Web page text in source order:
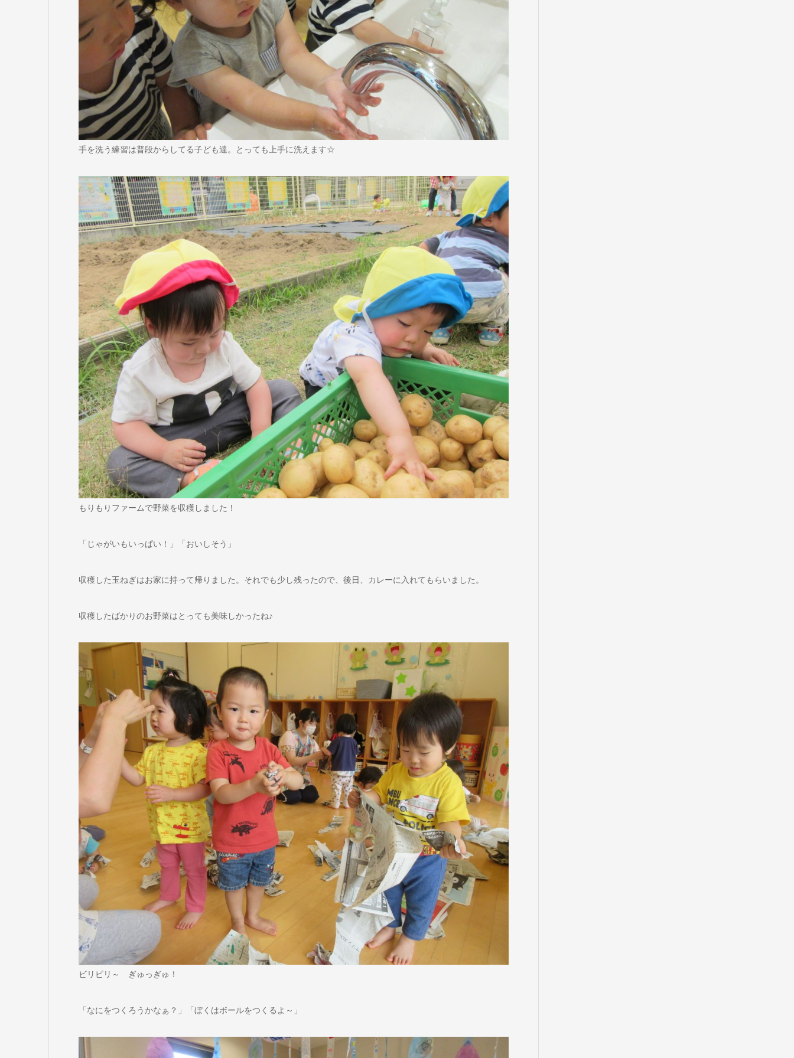
手を洗う練習は普段からしてる子ども達。とっても上手に洗えます☆
もりもりファームで野菜を収穫しました！
「じゃがいもいっぱい！」「おいしそう」
収穫した玉ねぎはお家に持って帰りました。それでも少し残ったので、後日、カレーに入れてもらいました。
収穫したばかりのお野菜はとっても美味しかったね♪
ビリビリ～ ぎゅっぎゅ！
「なにをつくろうかなぁ？」「ぼくはボールをつくるよ～」